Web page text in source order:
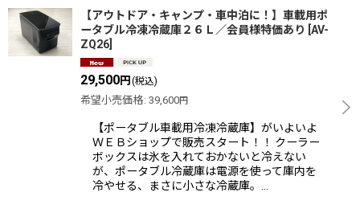
【アウトドア・キャンプ・車中泊に！】車載用ポ
ータブル冷凍冷蔵庫２６Ｌ／会員様特価あり AV-
ZQ26
29,500円 (税込)
希望小売価格: 39,600円
【ポータブル車載用冷凍冷蔵庫】がいよいよ
ＷＥＢショップで販売スタート！！ クーラー
ボックスは氷を入れておかないと冷えない
が、ポータブル冷蔵庫は電源を使って庫内を
冷やせる、まさに小さな冷蔵庫。…